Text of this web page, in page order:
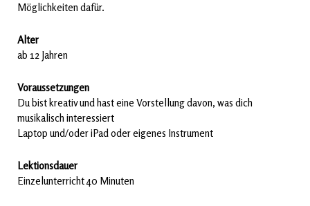
Möglichkeiten dafür.
Alter
ab 12 Jahren
Voraussetzungen
Du bist kreativ und hast eine Vorstellung davon, was dich
musikalisch interessiert
Laptop und/oder iPad oder eigenes Instrument
Lektionsdauer
Einzelunterricht 40 Minuten